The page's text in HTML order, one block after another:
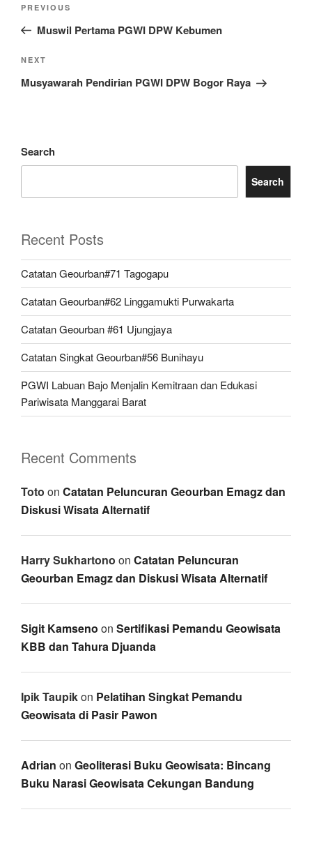
Previous
Post
PREVIOUS
Muswil Pertama PGWI DPW Kebumen
Next
Post
NEXT
Musyawarah Pendirian PGWI DPW Bogor Raya
Search
Search
Recent Posts
Catatan Geourban#71 Tagogapu
Catatan Geourban#62 Linggamukti Purwakarta
Catatan Geourban #61 Ujungjaya
Catatan Singkat Geourban#56 Bunihayu
PGWI Labuan Bajo Menjalin Kemitraan dan Edukasi
Pariwisata Manggarai Barat
Recent Comments
Toto on Catatan Peluncuran Geourban Emagz dan
Diskusi Wisata Alternatif
Harry Sukhartono on Catatan Peluncuran
Geourban Emagz dan Diskusi Wisata Alternatif
Sigit Kamseno on Sertifikasi Pemandu Geowisata
KBB dan Tahura Djuanda
Ipik Taupikon Pelatihan Singkat Pemandu
Geowisata di Pasir Pawon
Adrian on Geoliterasi Buku Geowisata: Bincang
Buku Narasi Geowisata Cekungan Bandung